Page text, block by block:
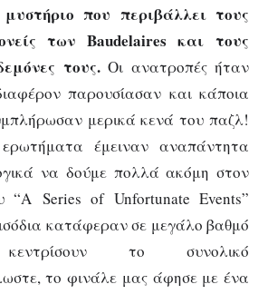
που περιβάλλει τους
των Baudelaires και τους
τους.Οι ανατροπές ήταν
παρουσίασαν και κάποια
μερικά κενά του παζλ!
έμειναν αναπάντητα
να δούμε πολλά ακόμη στον
“A Series of Unfortunate Events”
κατάφεραν σε μεγάλο βαθμό
το συνολικό
το φινάλε μας άφησε με ένα